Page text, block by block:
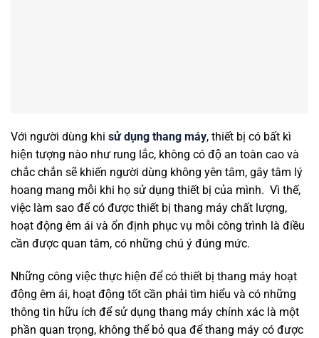
Với người dùng khi sử dụng thang máy, thiết bị có bất kì
hiện tượng nào như rung lắc, không có độ an toàn cao và
chắc chắn sẽ khiến người dùng không yên tâm, gây tâm lý
hoang mang mỗi khi họ sử dụng thiết bị của mình. Vì thế,
việc làm sao để có được thiết bị thang máy chất lượng,
hoạt động êm ái và ổn định phục vụ mỗi công trình là điều
cần được quan tâm, có những chú ý đúng mức.
Những công việc thực hiện để có thiết bị thang máy hoạt
động êm ái, hoạt động tốt cần phải tìm hiểu và có những
thông tin hữu ích để sử dụng thang máy chính xác là một
phần quan trọng, không thể bỏ qua để thang máy có được